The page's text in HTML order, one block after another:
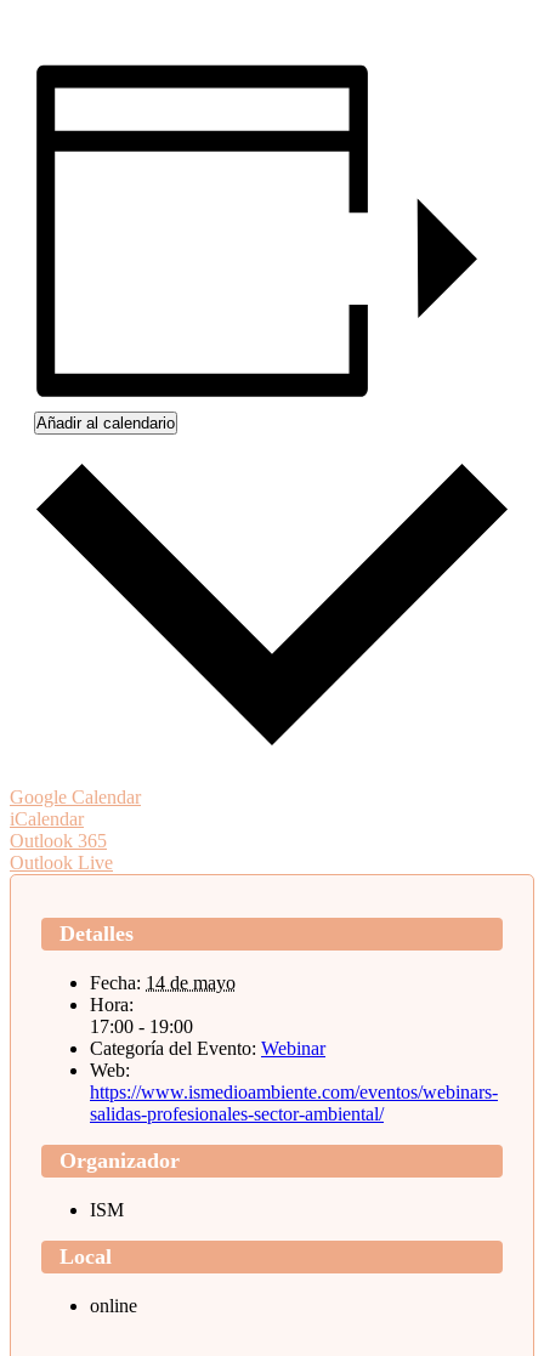
Añadir al calendario
Google Calendar
iCalendar
Outlook 365
Outlook Live
Detalles
Fecha: 14 de mayo
Hora:
17:00 - 19:00
Categoría del Evento: Webinar
Web:
https://www.ismedioambiente.com/eventos/webinars-
salidas-profesionales-sector-ambiental/
Organizador
ISM
Local
online